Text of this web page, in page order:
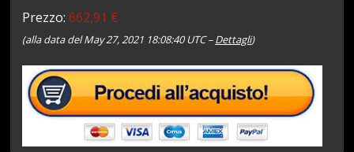
Prezzo:662,91 €
(alla data del May 27, 2021 18:08:40 UTC –Dettagli)